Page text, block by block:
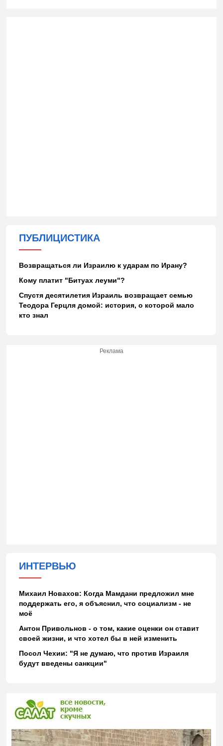
ПУБЛИЦИСТИКА
Возвращаться ли Израилю к ударам по Ирану?
Кому платит "Битуах леуми"?
Спустя десятилетия Израиль возвращает семью
Теодора Герцля домой: история, о которой мало
кто знал
Реклама
ИНТЕРВЬЮ
Михаил Новахов: Когда Мамдани предложил мне
поддержать его, я объяснил, что социализм - не
моё
Антон Привольнов - о том, какие оценки он ставит
своей жизни, и что хотел бы в ней изменить
Посол Чехии: "Я не думаю, что против Израиля
будут введены санкции"